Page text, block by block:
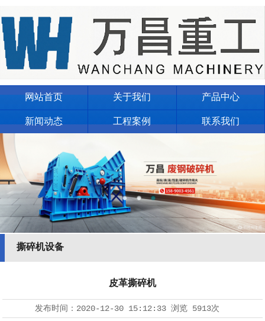
网站首页 关于我们 产品中心
新闻动态 工程案例 联系我们
撕碎机设备
皮革撕碎机
发布时间： 2020-12-30 15:12:33浏览 5913次